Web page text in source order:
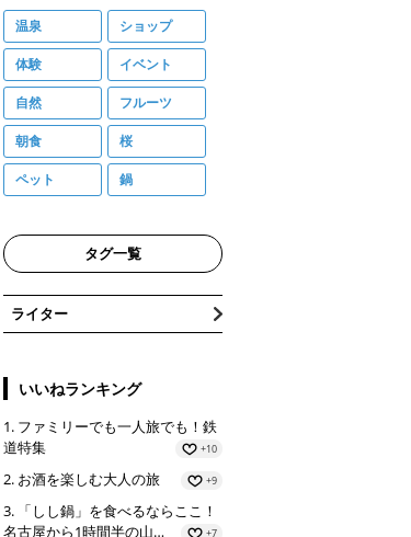
温泉 ショップ
体験 イベント
自然 フルーツ
朝食 桜
ペット 鍋
タグ一覧
ライター
いいねランキング
ファミリーでも一人旅でも！鉄
道特集
+10
お酒を楽しむ大人の旅 +9
「しし鍋」を食べるならここ！
名古屋から1時間半の山…
+7